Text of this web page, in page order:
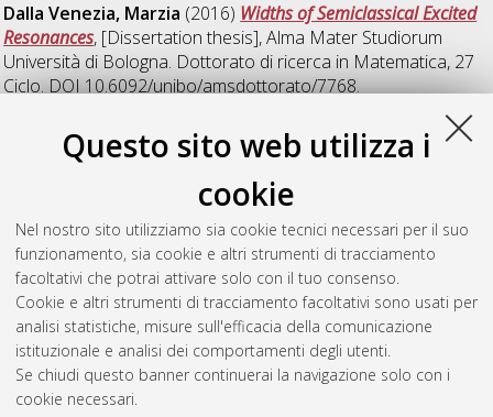
Questo sito web utilizza i
cookie
Nel nostro sito utilizziamo sia cookie tecnici necessari per il suo
funzionamento, sia cookie e altri strumenti di tracciamento
facoltativi che potrai attivare solo con il tuo consenso.
Cookie e altri strumenti di tracciamento facoltativi sono usati per
analisi statistiche, misure sull'efficacia della comunicazione
istituzionale e analisi dei comportamenti degli utenti.
Se chiudi questo banner continuerai la navigazione solo con i
cookie necessari.
Dalla Venezia, Marzia (2016) Widths of Semiclassical Excited
Resonances, [Dissertation thesis], Alma Mater Studiorum
Università di Bologna. Dottorato di ricerca in Matematica, 27
Ciclo. DOI 10.6092/unibo/amsdottorato/7768.
Higgs Bundles and Local Systems on
Elliptic Curves, [Dissertation thesis], Alma Mater Studiorum
Università di Bologna. Dottorato di ricerca inMatematica
Ciclo. DOI 10.6092/unibo/amsdottorato/7772.
Questa lista e' stata generata ilFri Aug 7 20:40:14 2026 CEST
Atom